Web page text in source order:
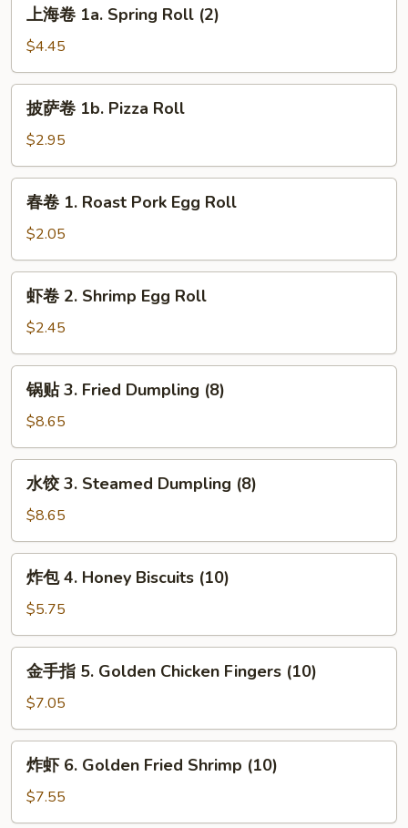
1a.
Spring
Roll
(2)
上海卷 1a. Spring Roll (2)
$4.45
1b.
Pizza
Roll
披萨卷 1b. Pizza Roll
$2.95
Roast
Pork
Egg
Roll
春卷 1. Roast Pork Egg Roll
$2.05
Shrimp
Egg
Roll
虾卷 2. Shrimp Egg Roll
$2.45
Fried
Dumpling
(8)
锅贴 3. Fried Dumpling (8)
$8.65
Steamed
Dumpling
(8)
水饺 3. Steamed Dumpling (8)
$8.65
Honey
Biscuits
(10)
炸包 4. Honey Biscuits (10)
$5.75
5.
Golden
Chicken
Fingers
金手指 5. Golden Chicken Fingers (10)
$7.05
Golden
炸虾 6. Golden Fried Shrimp (10)
$7.55